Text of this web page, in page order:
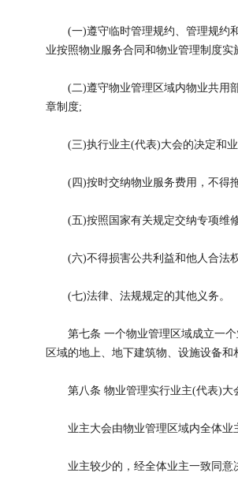
(一)遵守临时管理规约、管理规约和
业按照物业服务合同和物业管理制度实
(二)遵守物业管理区域内物业共用部
章制度;
(三)执行业主(代表)大会的决定和业
(四)按时交纳物业服务费用，不得
(五)按照国家有关规定交纳专项维
(六)不得损害公共利益和他人合法
(七)法律、法规规定的其他义务。
第七条 一个物业管理区域成立一个
区域的地上、地下建筑物、设施设备
第八条 物业管理实行业主(代表)大
业主大会由物业管理区域内全体业
业主较少的，经全体业主一致同意